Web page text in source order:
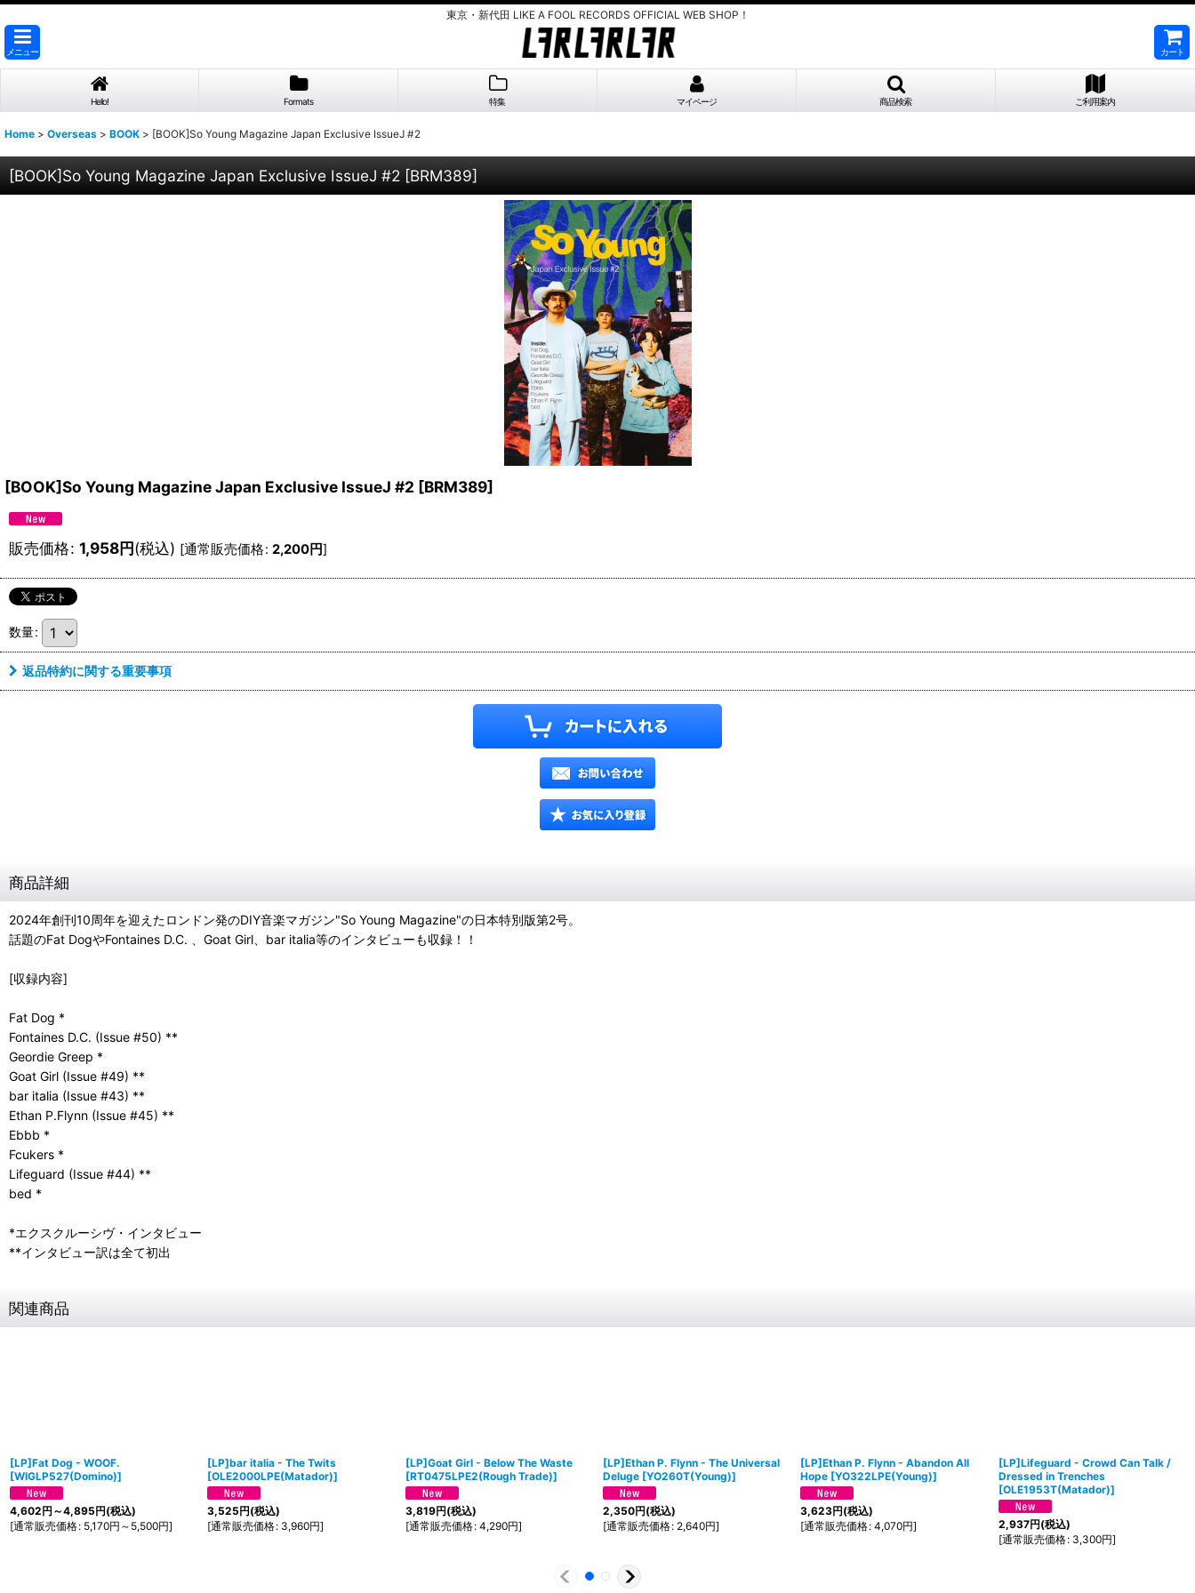
東京・新代田 LIKE A FOOL RECORDS OFFICIAL WEB SHOP！
メニュー カート
Hello! Formats 特集 マイページ 商品検索 ご利用案内
Home > Overseas > BOOK > [BOOK]So Young Magazine Japan Exclusive IssueJ #2
[BOOK]So Young Magazine Japan Exclusive IssueJ #2 [BRM389]
[BOOK]So Young Magazine Japan Exclusive IssueJ #2 [BRM389]
販売価格: 1,958円(税込) [通常販売価格: 2,200円]
数量:
返品特約に関する重要事項
商品詳細
2024年創刊10周年を迎えたロンドン発のDIY音楽マガジン"So Young Magazine"の日本特別版第2号。
話題のFat DogやFontaines D.C. 、Goat Girl、bar italia等のインタビューも収録！！
[収録内容]
Fat Dog *
Fontaines D.C. (Issue #50) **
Geordie Greep *
Goat Girl (Issue #49) **
bar italia (Issue #43) **
Ethan P.Flynn (Issue #45) **
Ebbb *
Fcukers *
Lifeguard (Issue #44) **
bed *
*エクスクルーシヴ・インタビュー
**インタビュー訳は全て初出
関連商品
[LP]Fat Dog - WOOF.
[WIGLP527(Domino)]
4,602円 ～4,895円(税込)
[通常販売価格: 5,170円 ～5,500円]
[LP]bar italia - The Twits
[OLE2000LPE(Matador)]
3,525円(税込)
[通常販売価格: 3,960円]
[LP]Goat Girl - Below The Waste
[RT0475LPE2(Rough Trade)]
3,819円(税込)
[通常販売価格: 4,290円]
[LP]Ethan P. Flynn - The Universal
Deluge [YO260T(Young)]
2,350円(税込)
[通常販売価格: 2,640円]
[LP]Ethan P. Flynn - Abandon All
Hope [YO322LPE(Young)]
3,623円(税込)
[通常販売価格: 4,070円]
[LP]Lifeguard - Crowd Can Talk /
Dressed in Trenches
[OLE1953T(Matador)]
2,937円(税込)
[通常販売価格: 3,300円]